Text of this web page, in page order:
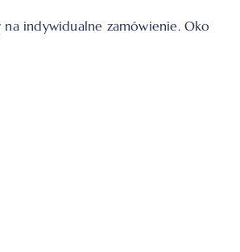
na indywidualne zamówienie. Oko